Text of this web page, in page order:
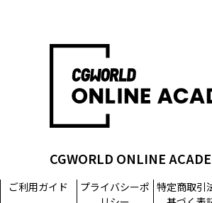
CGWORLD ONLINE
ご利用ガイド
プライバシーポ 特定商取引